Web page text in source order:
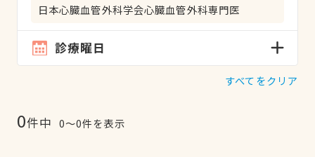
日本心臓血管外科学会心臓血管外科専門医
診療曜日
すべてをクリア
0件中 0〜0件を表示